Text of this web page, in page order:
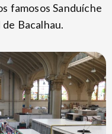
famosos Sanduíche
Bacalhau.